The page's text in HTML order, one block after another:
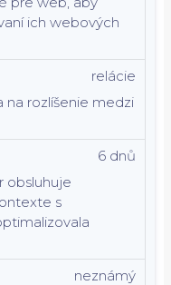
ich webových
na rozlíšenie medzi
relácie
obsluhuje
s
6 dnů
neznámý